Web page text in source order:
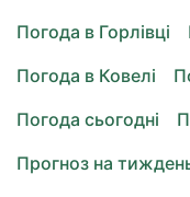
Погода в Горлівці
Погода в Ковелі
Погода сьогодні
Прогноз на